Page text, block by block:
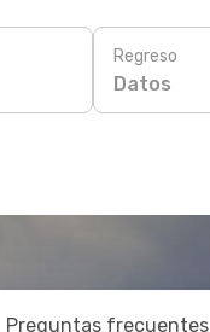
Regreso
Datos
Preguntas frecuentes